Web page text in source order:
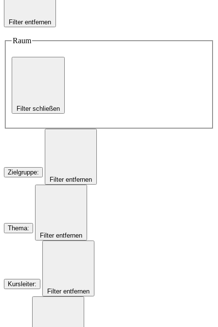
Filter entfernen
Raum
Filter schließen
Zielgruppe:
Filter entfernen
Thema:
Filter entfernen
Kursleiter:
Filter entfernen